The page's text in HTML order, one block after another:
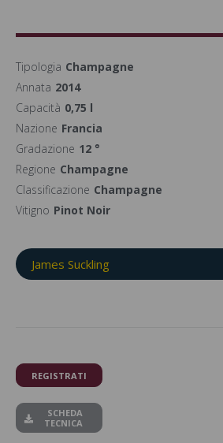
Tipologia Champagne
Annata 2014
Capacità 0,75 l
Nazione Francia
Gradazione 12 °
Regione Champagne
Classificazione Champagne
Vitigno Pinot Noir
James Suckling
REGISTRATI
SCHEDA
TECNICA